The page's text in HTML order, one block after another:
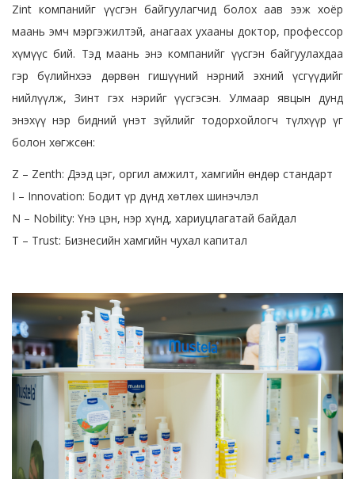
Zint компанийг үүсгэн байгуулагчид болох аав ээж хоёр
маань эмч мэргэжилтэй, анагаах ухааны доктор, профессор
хүмүүс бий. Тэд маань энэ компанийг үүсгэн байгуулахдаа
гэр бүлийнхээ дөрвөн гишүүний нэрний эхний үсгүүдийг
нийлүүлж, Зинт гэх нэрийг үүсгэсэн. Улмаар явцын дунд
энэхүү нэр бидний үнэт зүйлийг тодорхойлогч түлхүүр үг
болон хөгжсөн:
Z – Zenth: Дээд цэг, оргил амжилт, хамгийн өндөр стандарт
I – Innovation: Бодит үр дүнд хөтлөх шинэчлэл
N – Nobility: Үнэ цэн, нэр хүнд, хариуцлагатай байдал
T – Trust: Бизнесийн хамгийн чухал капитал